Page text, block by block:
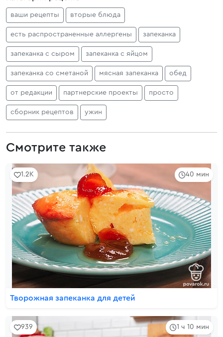
ваши рецепты вторые блюда
есть распространенные аллергены запеканка
запеканка с сыром запеканка с яйцом
запеканка со сметаной мясная запеканка обед
от редакции партнерские проекты просто
сборник рецептов ужин
Смотрите также
40 мин
1.2K
Творожная запеканка для детей
1 ч 10 мин
939